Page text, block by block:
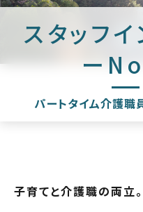
スタッフイ
ー
パートタイム介護
子育てと介護職の両立。